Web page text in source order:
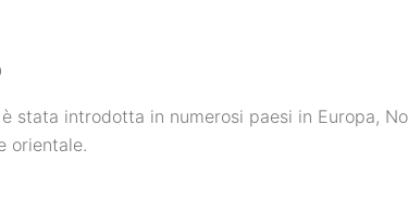
stata introdotta in numerosi paesi in Europa,
orientale.